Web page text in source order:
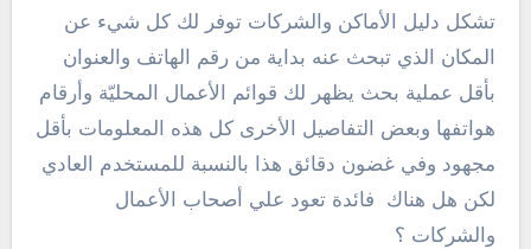
تشكل دليل الأماكن والشركات توفر لك كل شيء عن
المكان الذي تبحث عنه بداية من رقم الهاتف والعنوان
بأقل عملية بحث يظهر لك قوائم الأعمال المحليّة وأرقام
هواتفها وبعض التفاصيل الأخرى كل هذه المعلومات بأقل
مجهود وفي غضون دقائق هذا بالنسبة للمستخدم العادي
لكن هل هناك فائدة تعود علي أصحاب الأعمال
والشركات ؟